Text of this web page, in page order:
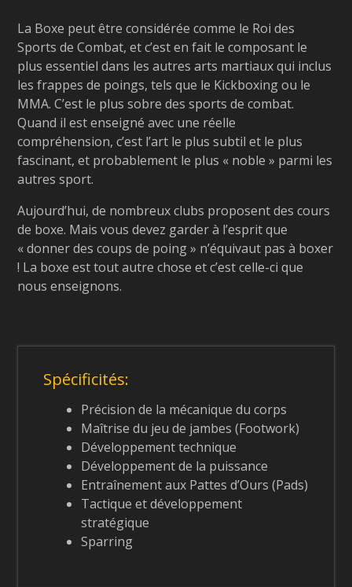
La Boxe peut être considérée comme le Roi des
Sports de Combat, et c’est en fait le composant le
plus essentiel dans les autres arts martiaux qui inclus
les frappes de poings, tels que le Kickboxing ou le
MMA. C’est le plus sobre des sports de combat.
Quand il est enseigné avec une réelle
compréhension, c’est l’art le plus subtil et le plus
fascinant, et probablement le plus « noble » parmi les
autres sport.
Aujourd’hui, de nombreux clubs proposent des cours
de boxe. Mais vous devez garder à l’esprit que
« donner des coups de poing » n’équivaut pas à boxer
! La boxe est tout autre chose et c’est celle-ci que
nous enseignons.
Spécificités:
Précision de la mécanique du corps
Maîtrise du jeu de jambes (Footwork)
Développement technique
Développement de la puissance
Entraînement aux Pattes d’Ours (Pads)
Tactique et développement
stratégique
Sparring